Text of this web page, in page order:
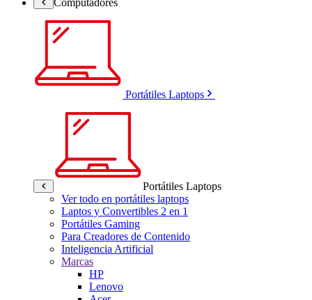
Portátiles Laptops
Portátiles Laptops
Ver todo en portátiles laptops
Laptos y Convertibles 2 en 1
Portátiles Gaming
Para Creadores de Contenido
Inteligencia Artificial
Marcas
HP
Lenovo